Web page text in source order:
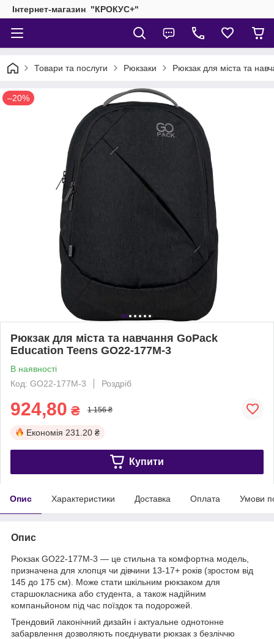
Інтернет-магазин "КРОКУС+"
Товари та послуги Рюкзаки Рюкзак для міста та
–20%
Рюкзак для міста та навчання GoPack
Education Teens GO22-177M-3
В наявності
Код: GO22-177M-3
Роздріб
924,80 ₴ 1 156 ₴
Економія 231.20 ₴
Купити
Опис Характеристики Доставка Оплата Умови
Опис
Рюкзак GO22-177M-3 — це стильна та комфортна модель,
призначена для хлопця чи дівчини 13-17+ років (зростом від
145 до 175 см). Може стати шкільним рюкзаком для
старшокласника або студента, а також надійним
компаньйоном під час поїздок та подорожей.
Трендовий лаконічний дизайн і актуальне однотонне
забарвлення дозволяють поєднувати рюкзак з безліччю